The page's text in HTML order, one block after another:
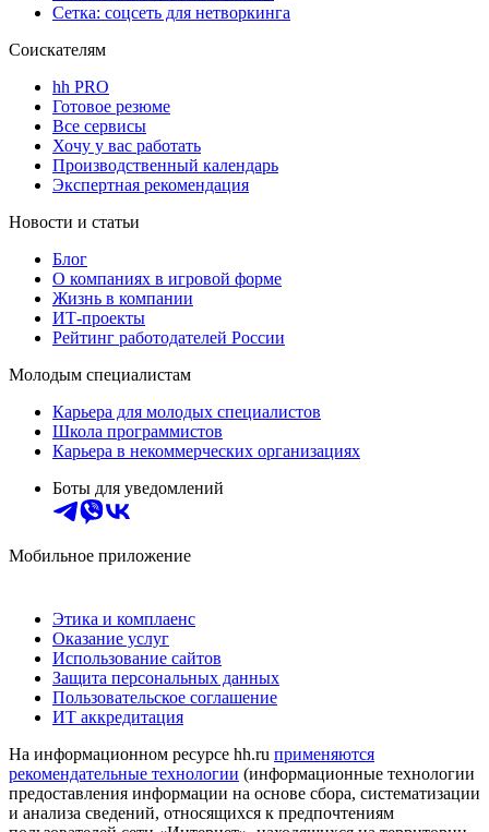
Сетка: соцсеть для нетворкинга
Соискателям
hh PRO
Готовое резюме
Все сервисы
Хочу у вас работать
Производственный календарь
Экспертная рекомендация
Новости и статьи
Блог
О компаниях в игровой форме
Жизнь в компании
ИТ-проекты
Рейтинг работодателей России
Молодым специалистам
Карьера для молодых специалистов
Школа программистов
Карьера в некоммерческих организациях
Боты для уведомлений
Мобильное приложение
Этика и комплаенс
Оказание услуг
Использование сайтов
Защита персональных данных
Пользовательское соглашение
ИТ аккредитация
На информационном ресурсе hh.ru применяются
рекомендательные технологии (информационные технологии
предоставления информации на основе сбора, систематизации
и анализа сведений, относящихся к предпочтениям